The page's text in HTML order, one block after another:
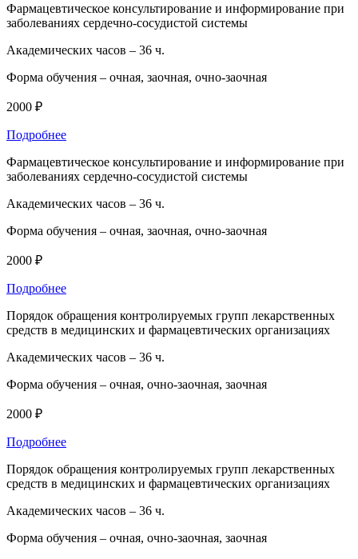
Фармацевтическое консультирование и информирование при
заболеваниях сердечно-сосудистой системы
Академических часов – 36 ч.
Форма обучения – очная, заочная, очно-заочная
2000 ₽
Подробнее
Фармацевтическое консультирование и информирование при
заболеваниях сердечно-сосудистой системы
Академических часов – 36 ч.
Форма обучения – очная, заочная, очно-заочная
2000 ₽
Подробнее
Порядок обращения контролируемых групп лекарственных
средств в медицинских и фармацевтических организациях
Академических часов – 36 ч.
Форма обучения – очная, очно-заочная, заочная
2000 ₽
Подробнее
Порядок обращения контролируемых групп лекарственных
средств в медицинских и фармацевтических организациях
Академических часов – 36 ч.
Форма обучения – очная, очно-заочная, заочная